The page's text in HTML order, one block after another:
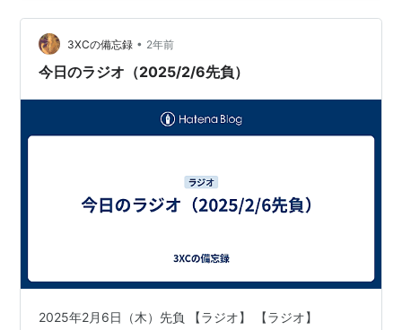
3XCの備忘録 • 2年前
今日のラジオ（2025/2/6先負）
2025年2月6日（木）先負 【ラジオ】 【ラジオ】